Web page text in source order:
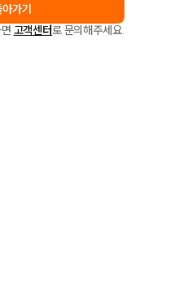
가기
고객센터로 문의해주세요.